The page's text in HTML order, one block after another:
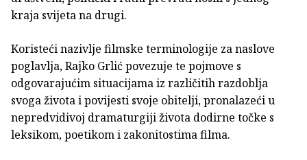
kraja svijeta na drugi.
Koristeći nazivlje filmske terminologije za naslove
poglavlja, Rajko Grlić povezuje te pojmove s
odgovarajućim situacijama iz različitih razdoblja
svoga života i povijesti svoje obitelji, pronalazeći u
nepredvidivoj dramaturgiji života dodirne točke s
leksikom, poetikom i zakonitostima filma.